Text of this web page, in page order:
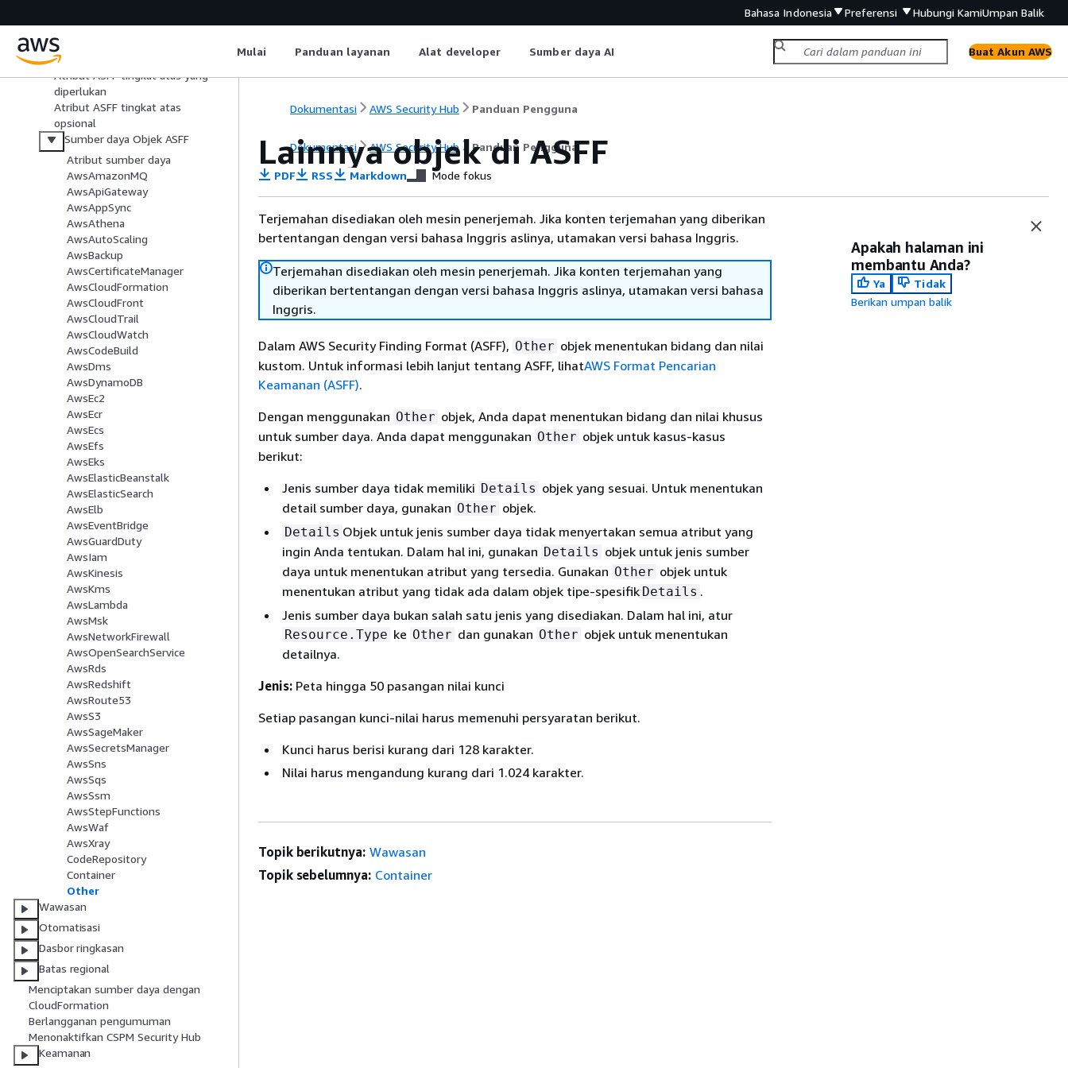
Bahasa Indonesia Preferensi Hubungi KamiUmpan Balik
Mulai Panduan layanan Alat developer Sumber daya AI Buat Akun AWS
khusus
Menemukan format: ASFF
ASFF dan konsolidasi
Atribut ASFF tingkat atas yang
diperlukan
Atribut ASFF tingkat atas
opsional
Sumber daya Objek ASFF
Atribut sumber daya
AwsAmazonMQ
AwsApiGateway
AwsAppSync
AwsAthena
AwsAutoScaling
AwsBackup
AwsCertificateManager
AwsCloudFormation
AwsCloudFront
AwsCloudTrail
AwsCloudWatch
AwsCodeBuild
AwsDms
AwsDynamoDB
AwsEc2
AwsEcr
AwsEcs
AwsEfs
AwsEks
AwsElasticBeanstalk
AwsElasticSearch
AwsElb
AwsEventBridge
AwsGuardDuty
AwsIam
AwsKinesis
AwsKms
AwsLambda
AwsMsk
AwsNetworkFirewall
AwsOpenSearchService
AwsRds
AwsRedshift
AwsRoute53
AwsS3
AwsSageMaker
AwsSecretsManager
AwsSns
AwsSqs
AwsSsm
AwsStepFunctions
AwsWaf
AwsXray
CodeRepository
Container
Other
Wawasan
Otomatisasi
Dasbor ringkasan
Batas regional
Menciptakan sumber daya dengan
CloudFormation
Berlangganan pengumuman
Menonaktifkan CSPM Security Hub
Keamanan
Dokumentasi AWS Security Hub Panduan Pengguna
Dokumentasi AWS Security Hub Panduan Pengguna
Lainnya objek di ASFF
PDF RSS Markdown Mode fokus
Terjemahan disediakan oleh mesin penerjemah. Jika konten terjemahan yang diberikan
bertentangan dengan versi bahasa Inggris aslinya, utamakan versi bahasa Inggris.
Terjemahan disediakan oleh mesin penerjemah. Jika konten terjemahan yang
diberikan bertentangan dengan versi bahasa Inggris aslinya, utamakan versi bahasa
Inggris.
Dalam AWS Security Finding Format (ASFF), Other objek menentukan bidang dan nilai
kustom. Untuk informasi lebih lanjut tentang ASFF, lihatAWS Format Pencarian
Keamanan (ASFF).
Dengan menggunakan Other objek, Anda dapat menentukan bidang dan nilai khusus
untuk sumber daya. Anda dapat menggunakan Other objek untuk kasus-kasus
berikut:
Jenis sumber daya tidak memiliki Details objek yang sesuai. Untuk menentukan
detail sumber daya, gunakan Other objek.
Details Objek untuk jenis sumber daya tidak menyertakan semua atribut yang
ingin Anda tentukan. Dalam hal ini, gunakan Details objek untuk jenis sumber
daya untuk menentukan atribut yang tersedia. Gunakan Other objek untuk
menentukan atribut yang tidak ada dalam objek tipe-spesifik Details .
Jenis sumber daya bukan salah satu jenis yang disediakan. Dalam hal ini, atur
Resource.Type ke Other dan gunakan Other objek untuk menentukan
detailnya.
Jenis: Peta hingga 50 pasangan nilai kunci
Setiap pasangan kunci-nilai harus memenuhi persyaratan berikut.
Kunci harus berisi kurang dari 128 karakter.
Nilai harus mengandung kurang dari 1.024 karakter.
Apakah halaman ini
membantu Anda?
Ya
Tidak
Berikan umpan balik
Topik berikutnya: Wawasan
Topik sebelumnya: Container